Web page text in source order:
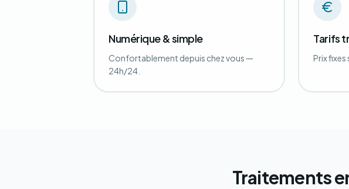
Numérique & simple
Confortablement depuis chez vous —
24h/24.
Tarifs
Prix fixes
Traitements